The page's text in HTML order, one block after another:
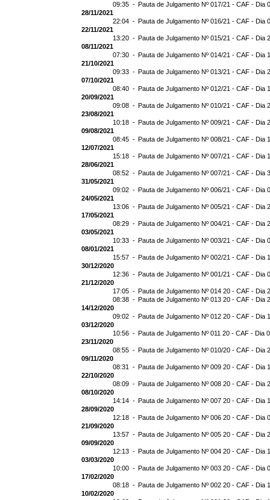
09:35 - Pauta de Julgamento Nº 017/21 - CAF - Dia
28/11/2021
22:04 - Pauta de Julgamento Nº 016/21 - CAF - Dia
22/11/2021
13:20 - Pauta de Julgamento Nº 015/21 - CAF - Dia
08/11/2021
07:30 - Pauta de Julgamento Nº 014/21 - CAF - Dia
21/10/2021
09:33 - Pauta de Julgamento Nº 013/21 - CAF - Dia
07/10/2021
08:40 - Pauta de Julgamento Nº 012/21 - CAF - Dia
20/09/2021
09:08 - Pauta de Julgamento Nº 010/21 - CAF - Dia
23/08/2021
10:18 - Pauta de Julgamento Nº 009/21 - CAF - Dia
09/08/2021
08:45 - Pauta de Julgamento Nº 008/21 - CAF - Dia
12/07/2021
15:18 - Pauta de Julgamento Nº 007/21 - CAF - Dia
28/06/2021
08:52 - Pauta de Julgamento Nº 007/21 - CAF - Dia
31/05/2021
09:02 - Pauta de Julgamento Nº 006/21 - CAF - Dia
24/05/2021
13:06 - Pauta de Julgamento Nº 005/21 - CAF - Dia
17/05/2021
08:29 - Pauta de Julgamento Nº 004/21 - CAF - Dia
03/05/2021
10:33 - Pauta de Julgamento Nº 003/21 - CAF - Dia
08/01/2021
15:57 - Pauta de Julgamento Nº 002/21 - CAF - Dia
30/12/2020
12:36 - Pauta de Julgamento Nº 001/21 - CAF - Dia
21/12/2020
17:05 - Pauta de Julgamento Nº 014 20 - CAF - Dia
08:38 - Pauta de Julgamento Nº 013 20 - CAF - Dia
14/12/2020
09:02 - Pauta de Julgamento Nº 012 20 - CAF - Dia
03/12/2020
10:56 - Pauta de Julgamento Nº 011 20 - CAF - Dia
23/11/2020
08:55 - Pauta de Julgamento Nº 010/20 - CAF - Dia
09/11/2020
08:31 - Pauta de Julgamento Nº 009 20 - CAF - Dia
22/10/2020
08:09 - Pauta de Julgamento Nº 008 20 - CAF - Dia
08/10/2020
14:14 - Pauta de Julgamento Nº 007 20 - CAF - Dia
28/09/2020
12:18 - Pauta de Julgamento Nº 006 20 - CAF - Dia
21/09/2020
13:57 - Pauta de Julgamento Nº 005 20 - CAF - Dia
09/09/2020
12:13 - Pauta de Julgamento Nº 004 20 - CAF - Dia
03/03/2020
10:00 - Pauta de Julgamento Nº 003 20 - CAF - Dia
17/02/2020
08:18 - Pauta de Julgamento Nº 002 20 - CAF - Dia
10/02/2020